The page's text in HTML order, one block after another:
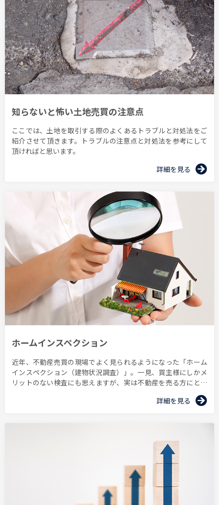
知らないと怖い土地売買の注意点
ここでは、土地を取引する際のよくあるトラブルと対処法をご
紹介させて頂きます。トラブルの注意点と対処法を参考にして
頂ければと思います。
詳細を見る
ホームインスペクション
近年、不動産売買の現場でよく見られるようになった「ホーム
インスペクション（建物状況調査）」。一見、買主様にしかメ
リットのない検査にも思えますが、実は不動産を売る方にとっ
ても非常にメリットが大きいのです。インスペクションのメリ
ットや検査対象を知って、実施を検討してみましょう。
詳細を見る